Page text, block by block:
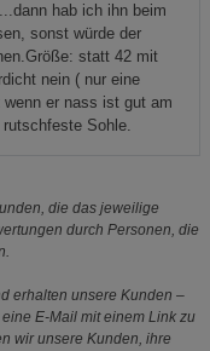
hab ich ihn beim
sonst würde der
statt 42 mit
nein ( nur eine
er nass ist gut am
Sohle.
die das jeweilige
durch Personen, die
erhalten unsere Kunden –
E-Mail mit einem Link zu
wir unsere Kunden, ihre